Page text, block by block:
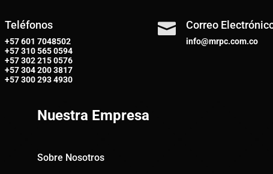
Teléfonos
+57 601 7048502
+57310 565 0594
+57302 215 0576
+57304 200 3817
+57300 293 4930
 Correo
info@mrpc.com.co
Nuestra Empresa
Sobre Nosotros